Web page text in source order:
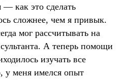
как это сделать
сложнее, чем я привык.
мог рассчитывать на
А теперь помощи
изучать все
у меня имелся опыт